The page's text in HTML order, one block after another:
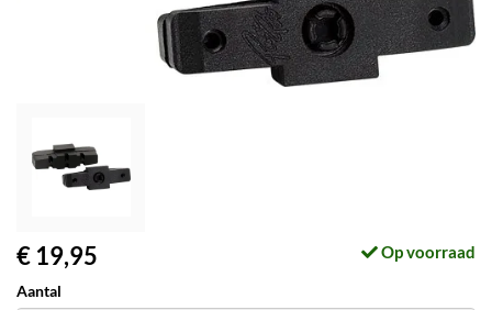
€ 19,95 Op voorraad
Aantal